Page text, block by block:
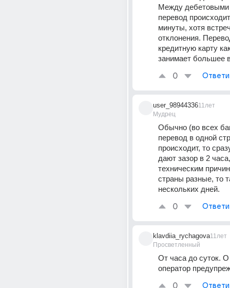
Между дебетовыми
перевод
минуты, хотя
отклонения.
кредитную карту
занимает большее
0
user_98944336
Мудрец
11лет
Обычно (во всех
перевод в одной
происходит, то
дают зазор в 2
техническим
страны разные, то
нескольких дней.
0
klavdiia_rychagova
Просветленный
11лет
От часа до суток.
оператор
0